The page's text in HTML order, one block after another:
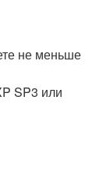
не меньше
SP3 или